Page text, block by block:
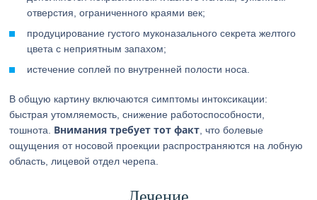
отверстия, ограниченного краями век;
продуцирование густого муконазального секрета желтого
цвета с неприятным запахом;
истечение соплей по внутренней полости носа.
В общую картину включаются симптомы интоксикации:
быстрая утомляемость, снижение работоспособности,
тошнота. Внимания требует тот факт , что болевые
ощущения от носовой проекции распространяются на лобную
область, лицевой отдел черепа.